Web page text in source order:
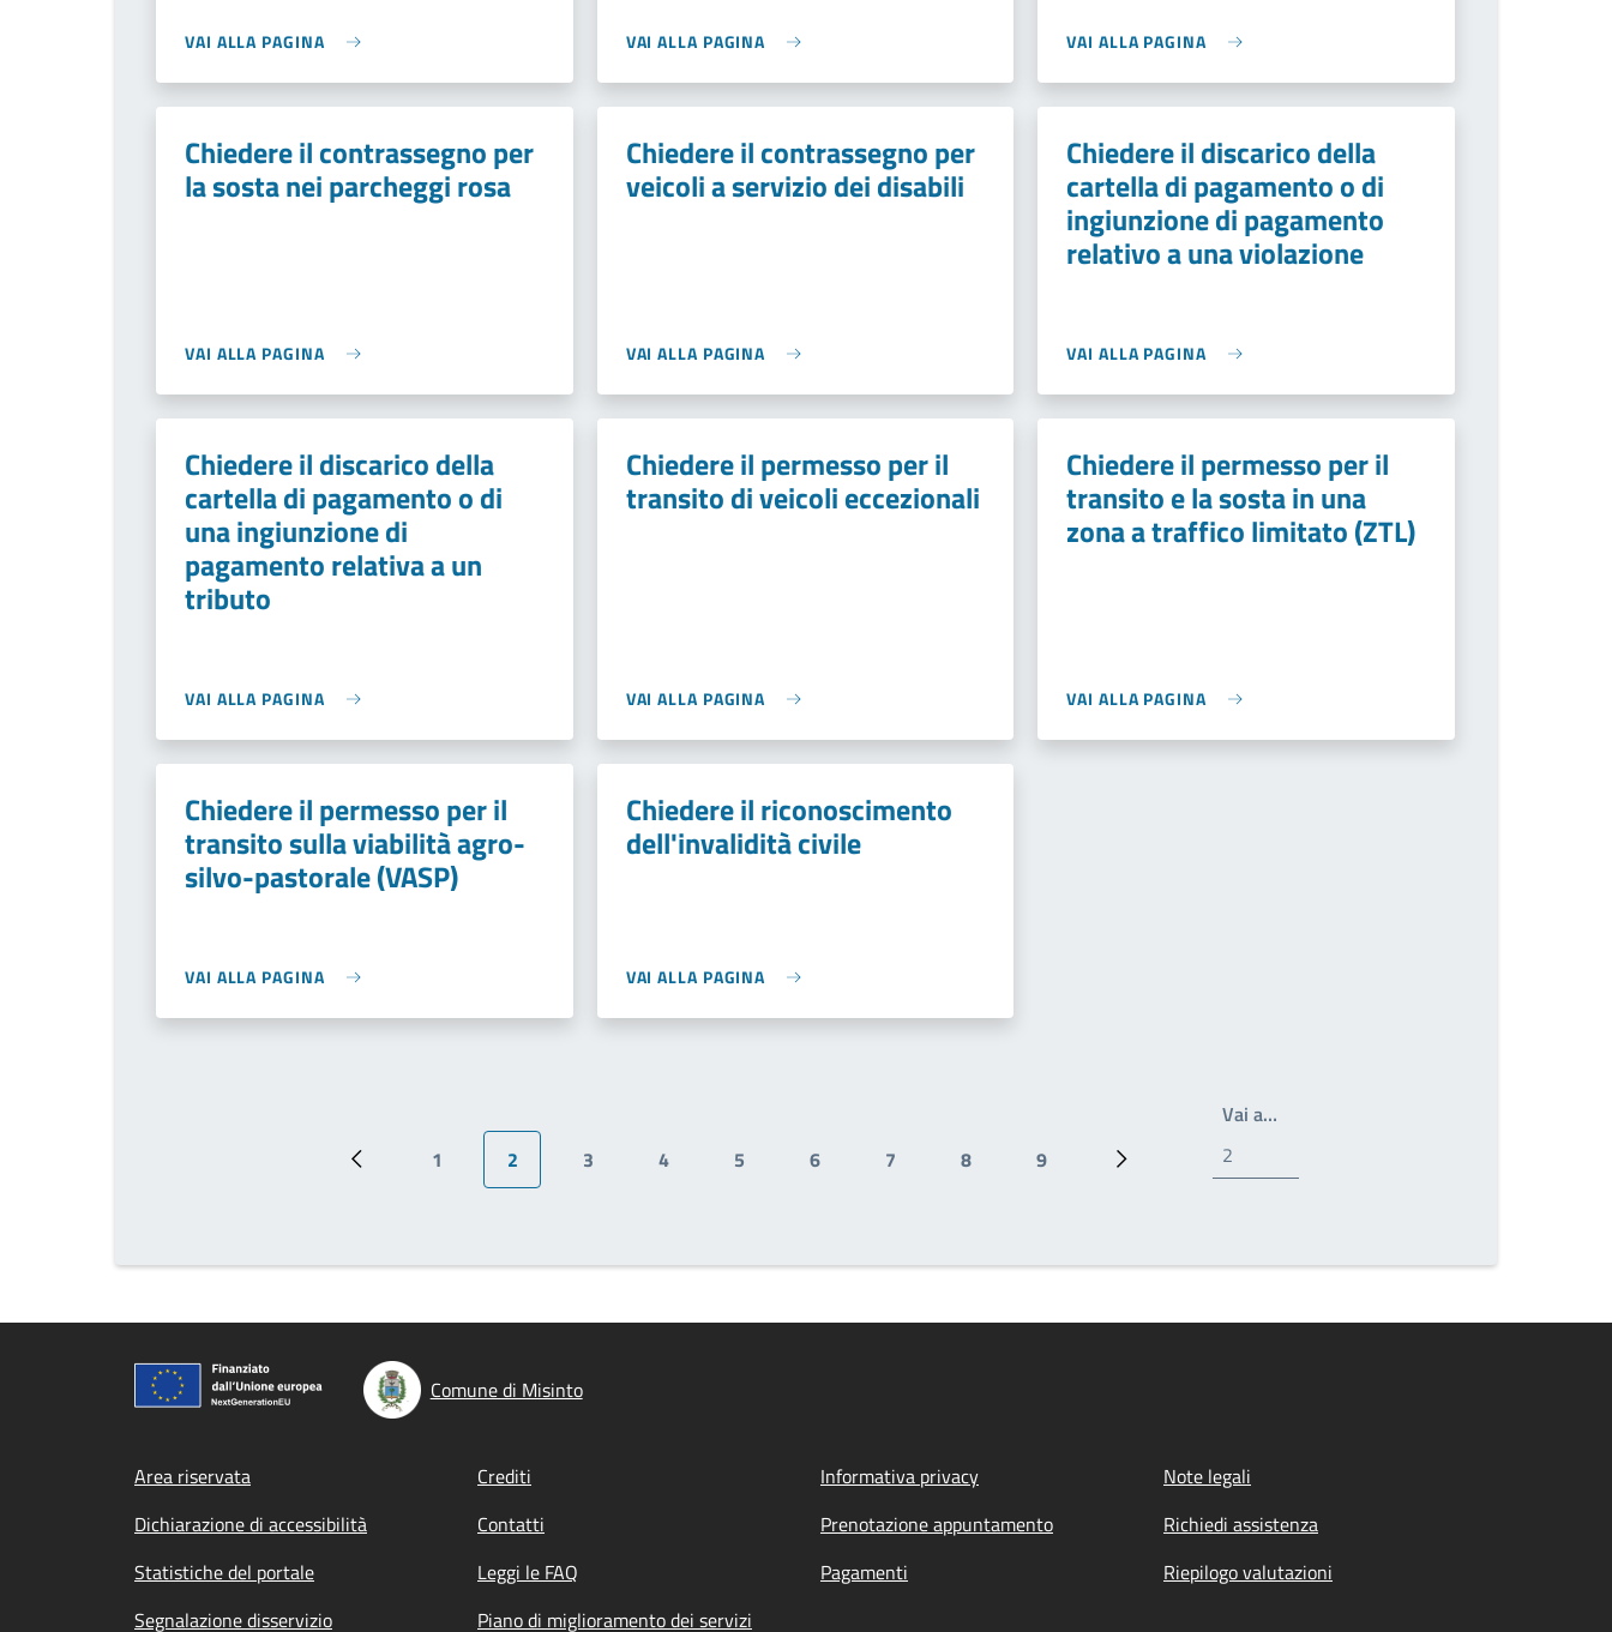
VAI ALLA PAGINA VAI ALLA PAGINA VAI ALLA PAGINA
Chiedere il contrassegno per
la sosta nei parcheggi rosa
VAI ALLA PAGINA
Chiedere il contrassegno per
veicoli a servizio dei disabili
VAI ALLA PAGINA
Chiedere il discarico della
cartella di pagamento o di
ingiunzione di pagamento
relativo a una violazione
VAI ALLA PAGINA
Chiedere il discarico della
cartella di pagamento o di
una ingiunzione di
pagamento relativa a un
tributo
VAI ALLA PAGINA
Chiedere il permesso per il
transito di veicoli eccezionali
VAI ALLA PAGINA
Chiedere il permesso per il
transito e la sosta in una
zona a traffico limitato (ZTL)
VAI ALLA PAGINA
Chiedere il permesso per il
transito sulla viabilità agro-
silvo-pastorale (VASP)
VAI ALLA PAGINA
Chiedere il riconoscimento
dell'invalidità civile
VAI ALLA PAGINA
Pagina precedente
Pagina
1
Pagina attuale
2
Pagina
3
Pagina
4
Pagina
5
Pagina
6
Pagina
7
Pagina
8
Pagina
9
Prossima pagina
Vai a…
Comune di Misinto
Footer menu
Area riservata Crediti Informativa privacy
Note legali
Dichiarazione di accessibilità
Contatti Prenotazione appuntamento
Richiedi assistenza
Statistiche del portale
Leggi le FAQ Pagamenti
Riepilogo valutazioni
Segnalazione disservizio
Piano di miglioramento dei servizi